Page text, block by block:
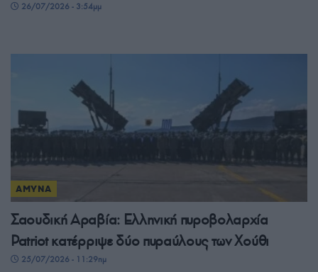
26/07/2026 - 3:54μμ
ΑΜΥΝΑ
Σαουδική Αραβία: Ελληνική πυροβολαρχία
Patriot κατέρριψε δύο πυραύλους των Χούθι
25/07/2026 - 11:29πμ